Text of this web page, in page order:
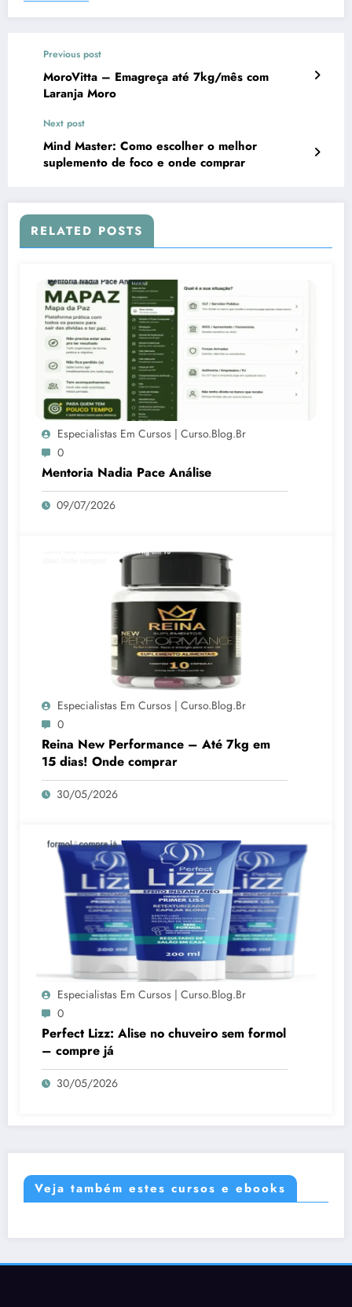
Previous post
MoroVitta – Emagreça até 7kg/mês com
Laranja Moro
Next post
Mind Master: Como escolher o melhor
suplemento de foco e onde comprar
RELATED POSTS
Especialistas Em Cursos | Curso.blog.br
0
Mentoria Nadia Pace Análise
09/07/2026
Especialistas Em Cursos | Curso.blog.br
0
Reina New Performance – Até 7kg em
15 dias! Onde comprar
30/05/2026
Especialistas Em Cursos | Curso.blog.br
0
Perfect Lizz: Alise no chuveiro sem formol
– compre já
30/05/2026
Veja também estes cursos e ebooks